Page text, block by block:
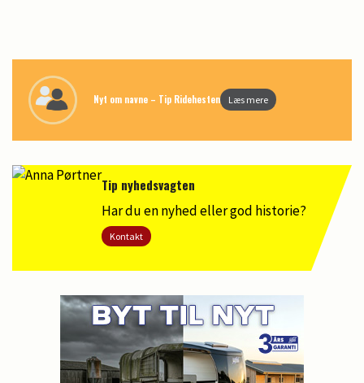
Nyt om navne – Tip Ridehesten Læs mere
Tip nyhedsvagten
Har du en nyhed eller god historie?
Kontakt